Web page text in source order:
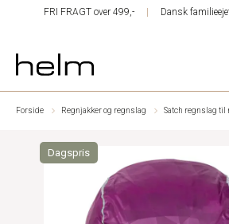
FRI FRAGT over 499,- Dansk
Forside Regnjakker og regnslag Satch regnslag
Dagspris